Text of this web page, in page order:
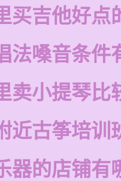
买吉他好点
法嗓音条件
卖小提琴比
近古筝培训
器的店铺有